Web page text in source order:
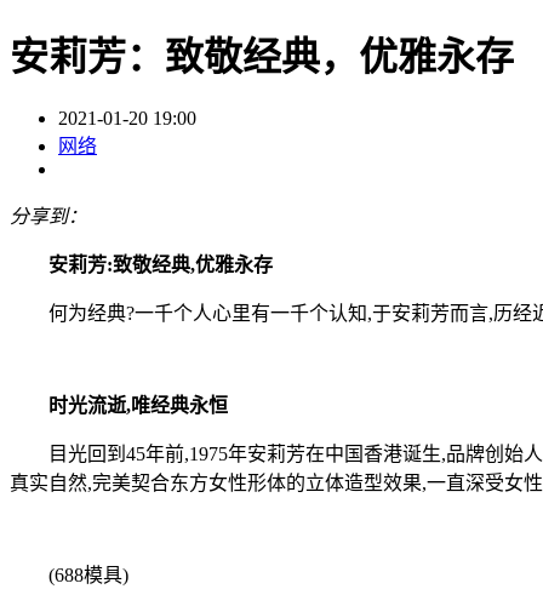
安莉芳：致敬经典，优雅永存
2021-01-20 19:00
网络
分享到：
安莉芳:致敬经典,优雅永存
何为经典?一千个人心里有一千个认知,于安莉芳而言,历经
时光流逝,唯经典永恒
目光回到45年前,1975年安莉芳在中国香港诞生,品牌创始人
真实自然,完美契合东方女性形体的立体造型效果,一直深受女
(688模具)